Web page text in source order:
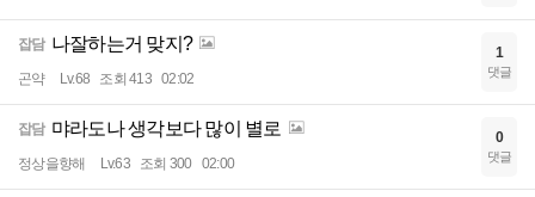
잡담 나잘하는거 맞지?
곤약 Lv.68 조회 413 02:02
1
댓글
잡담 먀라도나 생각보다 많이 별로
정상을향해 Lv.63 조회 300 02:00
0
댓글